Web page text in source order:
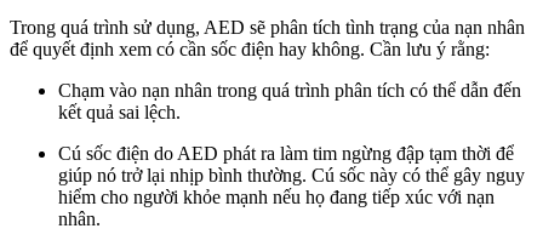
Trong quá trình sử dụng, AED sẽ phân tích tình trạng của nạn nhân
để quyết định xem có cần sốc điện hay không. Cần lưu ý rằng:
Chạm vào nạn nhân trong quá trình phân tích có thể dẫn đến
kết quả sai lệch.
Cú sốc điện do AED phát ra làm tim ngừng đập tạm thời để
giúp nó trở lại nhịp bình thường. Cú sốc này có thể gây nguy
hiểm cho người khỏe mạnh nếu họ đang tiếp xúc với nạn
nhân.